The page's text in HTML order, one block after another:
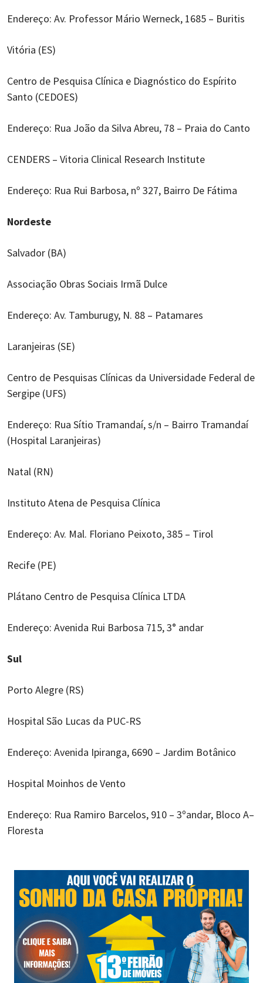
Endereço: Av. Professor Mário Werneck, 1685 – Buritis
Vitória (ES)
Centro de Pesquisa Clínica e Diagnóstico do Espírito
Santo (CEDOES)
Endereço: Rua João da Silva Abreu, 78 – Praia do Canto
CENDERS – Vitoria Clinical Research Institute
Endereço: Rua Rui Barbosa, nº 327, Bairro De Fátima
Nordeste
Salvador (BA)
Associação Obras Sociais Irmã Dulce
Endereço: Av. Tamburugy, N. 88 – Patamares
Laranjeiras (SE)
Centro de Pesquisas Clínicas da Universidade Federal de
Sergipe (UFS)
Endereço: Rua Sítio Tramandaí, s/n – Bairro Tramandaí
(Hospital Laranjeiras)
Natal (RN)
Instituto Atena de Pesquisa Clínica
Endereço: Av. Mal. Floriano Peixoto, 385 – Tirol
Recife (PE)
Plátano Centro de Pesquisa Clínica LTDA
Endereço: Avenida Rui Barbosa 715, 3° andar
Sul
Porto Alegre (RS)
Hospital São Lucas da PUC-RS
Endereço: Avenida Ipiranga, 6690 – Jardim Botânico
Hospital Moinhos de Vento
Endereço: Rua Ramiro Barcelos, 910 – 3ºandar, Bloco A–
Floresta